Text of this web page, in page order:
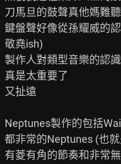
刀馬旦的鼓聲真他媽難
鍵盤聲好像從孫耀威的
敬堯ish)
製作人對類型音樂的認
真是太重要了
又扯遠
Neptunes製作的包括
都非常的Neptunes (也
有菱有角的節奏和非常